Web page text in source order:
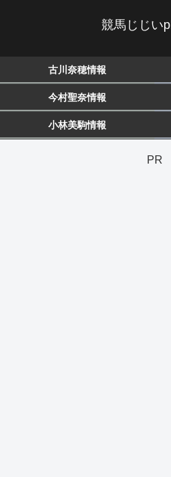
競馬じじい
古川奈穂情報
今村聖奈情報
小林美駒情報
PR